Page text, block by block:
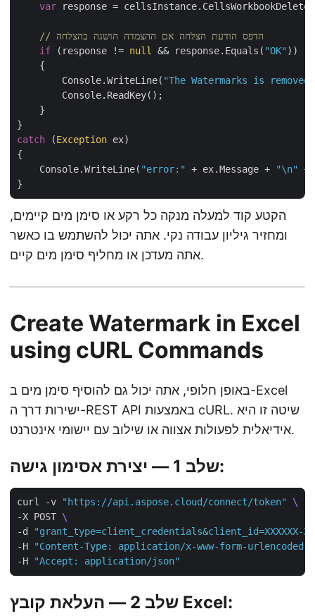
var response =
// הדפס הודעת הצלחה אם ההצמדה הושגה בהצלחה
if (response != null && response.Equals( "OK" ))
    {
        Console.WriteLine(
"The Watermarks is
        Console.ReadKey();
    }
catch (Exception ex)
{
    Console.WriteLine(
"error:" + ex.Message + "\n"
+
הקטע קוד למעלה מנקה כל רקע או סימן מים קיימים,
ומחזיר גיליון עבודה נקי. אתה יכול להשתמש בו כאשר
אתה מעדכן או מחליף סימן מים קיים.
Create Watermark in Excel
using cURL Commands
באופן חלופי, אתה יכול גם להוסיף סימן מים ב-Excel
ישירות דרך ה-REST API באמצעות cURL. שיטה זו היא
אידיאלית לפעולות אצווה או שילוב עם יישומי אינטרנט.
שלב 1 — יצירת אסימון גישה:
curl -v "https://api.aspose.cloud/connect/token"
-X POST
-d
"grant_type=client_credentials&client_id=XXXXXX-
-H
"Content-Type: application/x-www-form-urlencoded"
-H
"Accept: application/json"
שלב 2 — העלאת קובץ Excel: